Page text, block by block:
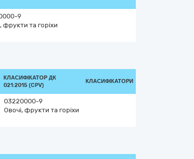
9
фрукти та горіхи
КЛАСИФІКАТОР ДК
021:2015 (CPV)
КЛАСИФІКАТОРИ
03220000-9
Овочі, фрукти та горіхи